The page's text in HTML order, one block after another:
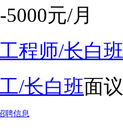
5000元/月
程师/长白班
/长白班面议
聘信息